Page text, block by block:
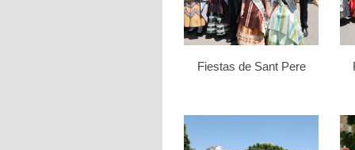
Fiestas de Sant Pere